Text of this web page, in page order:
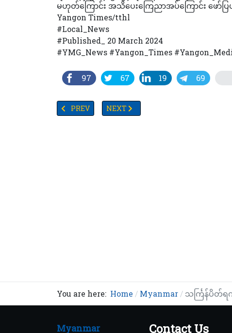
မဟုတ်ကြောင်း အသိပေးကြေညာအပ်ကြောင်း ဖော်ပ
Yangon Times/tthl
#Local_News
#Published_ 20 March 2024
#YMG_News #Yangon_Times
97 67 19 69
PREVIOUS ARTICLE: ခြံအမှတ်(၅၄)ကို လေလံတင်ရ
PREV NEXT ARTICLE: သင်္ကြန်ကာလအတွင်း
NEXT
You are here: Home Myanmar သင်္ကြန်ပိတ်ရ
Myanmar Contact Us